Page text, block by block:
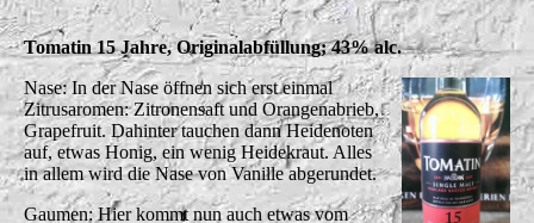
Tomatin 15 Jahre, Originalabfüllung; 43% alc.
Nase: In der Nase öffnen sich erst einmal
Zitrusaromen: Zitronensaft und Orangenabrieb,
Grapefruit. Dahinter tauchen dann Heidenoten
auf, etwas Honig, ein wenig Heidekraut. Alles
in allem wird die Nase von Vanille abgerundet.
Gaumen: Hier kommt nun auch etwas vom